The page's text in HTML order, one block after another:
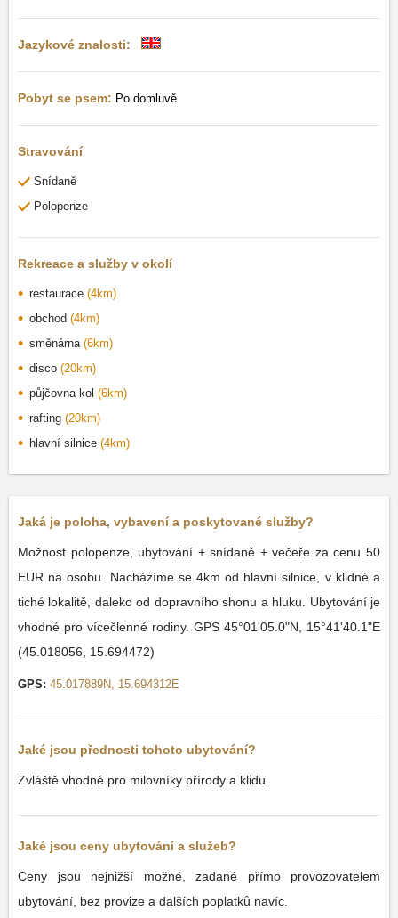
Jazykové znalosti:
Pobyt se psem: Po domluvě
Stravování
Snídaně
Polopenze
Rekreace a služby v okolí
restaurace (4km)
obchod (4km)
směnárna (6km)
disco (20km)
půjčovna kol (6km)
rafting (20km)
hlavní silnice (4km)
Jaká je poloha, vybavení a poskytované služby?
Možnost polopenze, ubytování + snídaně + večeře za cenu 50
EUR na osobu. Nacházíme se 4km od hlavní silnice, v klidné a
tiché lokalitě, daleko od dopravního shonu a hluku. Ubytování je
vhodné pro vícečlenné rodiny. GPS 45°01'05.0"N, 15°41'40.1"E
(45.018056, 15.694472)
GPS: 45.017889N, 15.694312E
Jaké jsou přednosti tohoto ubytování?
Zvláště vhodné pro milovníky přírody a klidu.
Jaké jsou ceny ubytování a služeb?
Ceny jsou nejnižší možné, zadané přímo provozovatelem
ubytování, bez provize a dalších poplatků navíc.